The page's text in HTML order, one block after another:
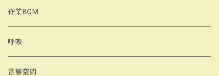
気を集める
シャバ―サナ
合掌行気
作業BGM
呼吸
音響空間